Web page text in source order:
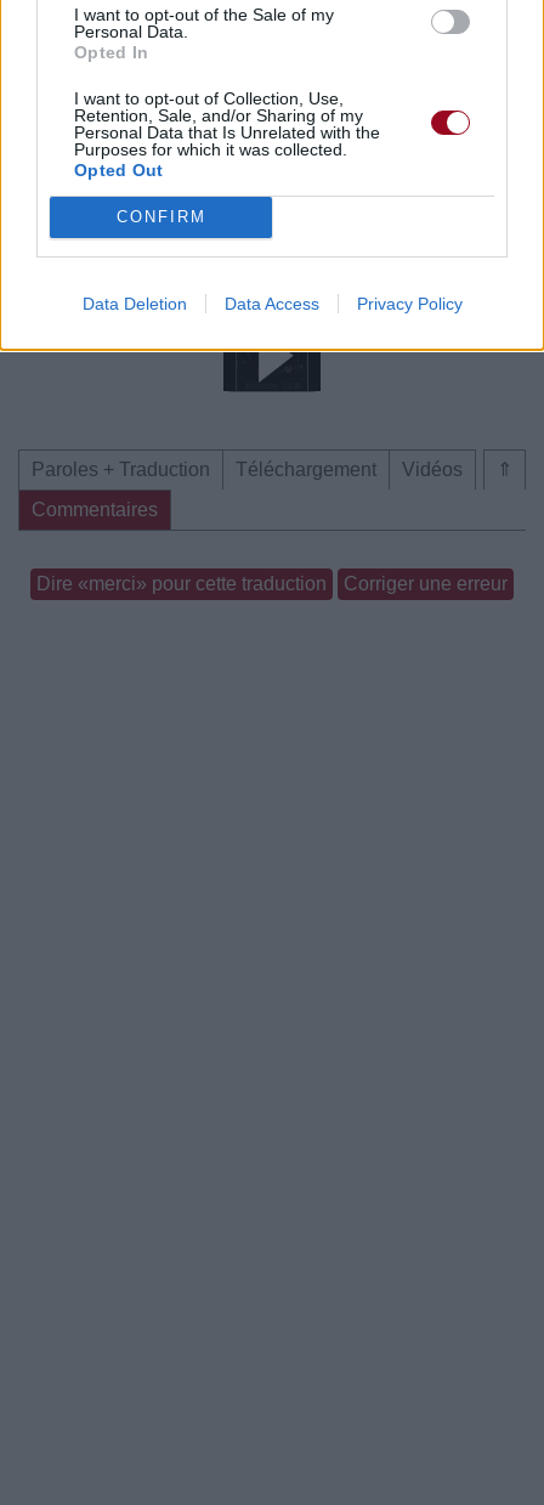
I want to opt-out of the Sale of my
Personal Data.
Opted In
I want to opt-out of Collection, Use,
Retention, Sale, and/or Sharing of my
Personal Data that Is Unrelated with the
Purposes for which it was collected.
Opted Out
CONFIRM
Data Deletion Data Access Privacy Policy
Commentaires
Voir la vidéo de «Anywhere»
Chanson sans vidéo
⇑
Paroles + Traduction Téléchargement
Vidéos
Commentaires
Dire «merci» pour cette traduction Corriger une erreur